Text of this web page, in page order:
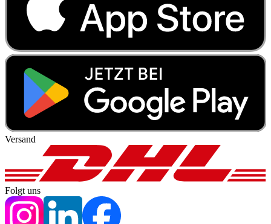
Versand
Folgt uns